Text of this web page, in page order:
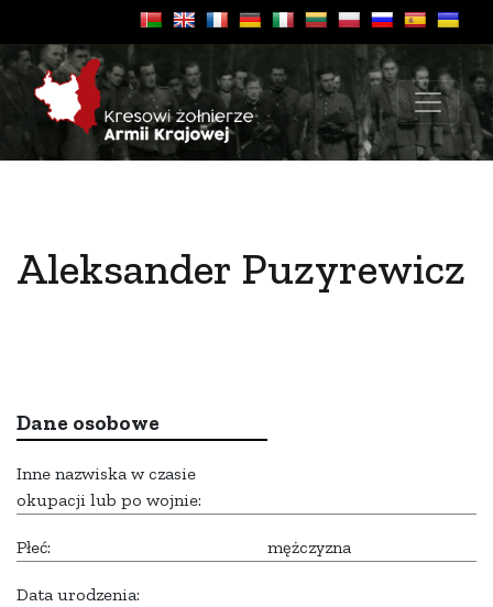
Aleksander Puzyrewicz
Dane osobowe
Inne nazwiska w czasie
okupacji lub po wojnie:
Płeć: mężczyzna
Data urodzenia: